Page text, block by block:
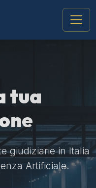
tua
giudiziarie in Italia
Artificiale.